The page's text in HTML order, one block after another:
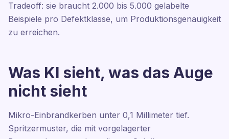
Tradeoff: sie braucht 2.000 bis 5.000 gelabelte
Beispiele pro Defektklasse, um Produktionsgenauigkeit
zu erreichen.
Was KI sieht, was das Auge
nicht sieht
Mikro-Einbrandkerben unter 0,1 Millimeter tief.
Spritzermuster, die mit vorgelagerter